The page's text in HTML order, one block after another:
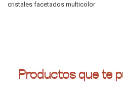
cristales facetados multicolor
Productos que te